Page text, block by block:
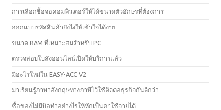
การเลือกซื้อจอคอมพิวเตอร์ให้ได้ขนาดตัวอักษรที่ต้องการ
ออกแบบรหัสสินค้ายังไงให้เข้าใจได้ง่าย
ขนาด RAM ที่เหมาะสมสำหรับ PC
ตรวจสอบใบสั่งออนไลน์เปิดให้บริการแล้ว
มีอะไรใหม่ใน EASY-ACC V2
มาเรียนรู้ภาษาอังกฤษทางภาษีไว้ใช้ติดต่อธุรกิจกันดีกว่า
ซื้อของไม่มีบิลทำอย่างไรให้หักเป็นค่าใช้จ่ายได้